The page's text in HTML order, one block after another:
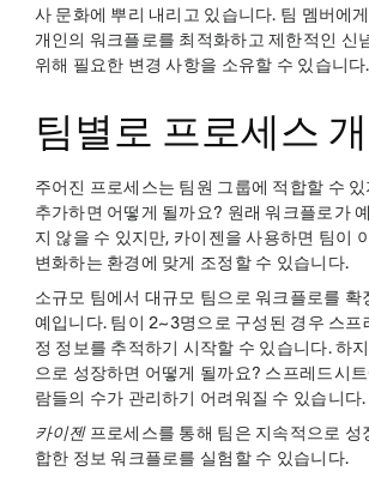
사 문화에 뿌리 내리고 있습니다. 팀 멤버에
개인의 워크플로를 최적화하고 제한적인 신
위해 필요한 변경 사항을 소유할 수 있습니다.
팀별로 프로세스
주어진 프로세스는 팀원 그룹에 적합할 수
추가하면 어떻게 될까요? 원래 워크플로가
지 않을 수 있지만, 카이젠을 사용하면 팀이
변화하는 환경에 맞게 조정할 수 있습니다.
소규모 팀에서 대규모 팀으로 워크플로를 확
예입니다. 팀이 2~3명으로 구성된 경우 스프
정 정보를 추적하기 시작할 수 있습니다. 하
으로 성장하면 어떻게 될까요? 스프레드시
람들의 수가 관리하기 어려워질 수 있습니다.
카이젠프로세스를 통해 팀은 지속적으로 성
합한 정보 워크플로를 실험할 수 있습니다.